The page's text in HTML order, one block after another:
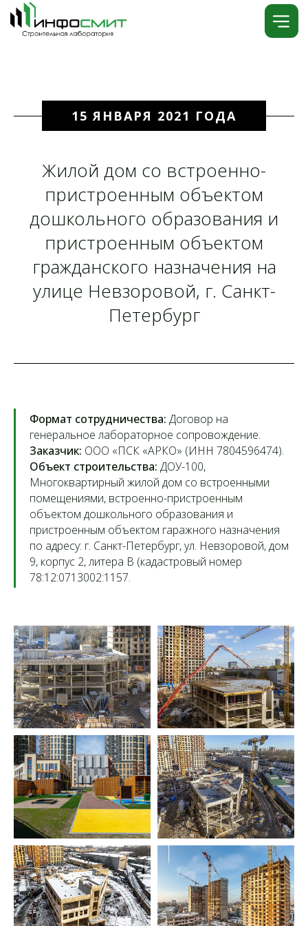
15 ЯНВАРЯ 2021 ГОДА
Жилой дом со встроенно-
пристроенным объектом
дошкольного образования и
пристроенным объектом
гражданского назначения на
улице Невзоровой, г. Санкт-
Петербург
Формат сотрудничества: Договор на
генеральное лабораторное сопровождение.
Заказчик: ООО «ПСК «АРКО» (ИНН 7804596474).
Объект строительства: ДОУ-100,
Многоквартирный жилой дом со встроенными
помещениями, встроенно-пристроенным
объектом дошкольного образования и
пристроенным объектом гаражного назначения
по адресу: г. Санкт-Петербург, ул. Невзоровой, дом
9, корпус 2, литера В (кадастровый номер
78:12:0713002:1157.
Контакты